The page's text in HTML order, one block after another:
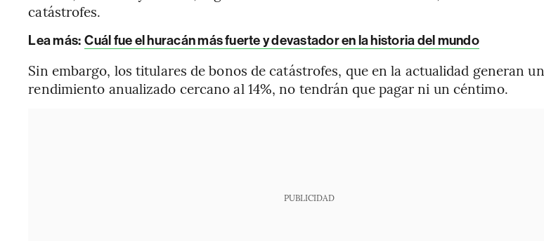
catástrofes.
Lea más: Cuál fue el huracán más fuerte y devastador en la historia del mundo
Sin embargo, los titulares de bonos de catástrofes, que en la actualidad generan un
rendimiento anualizado cercano al 14%, no tendrán que pagar ni un céntimo.
PUBLICIDAD